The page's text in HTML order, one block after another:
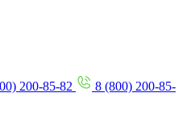
200-85-82
8 (800) 200-85-